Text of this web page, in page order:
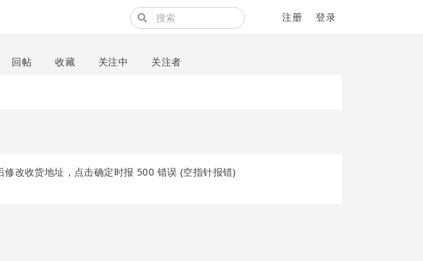
注册 登录
回帖 收藏 关注中 关注者
修改收货地址，点击确定时报 500 错误 (空指针报错)